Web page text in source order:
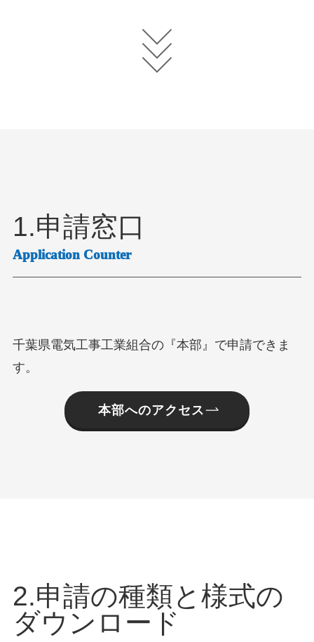
1.申請窓口
Application Counter
千葉県電気工事工業組合の『本部』で申請できま
す。
本部へのアクセス
2.申請の種類と様式の
ダウンロード